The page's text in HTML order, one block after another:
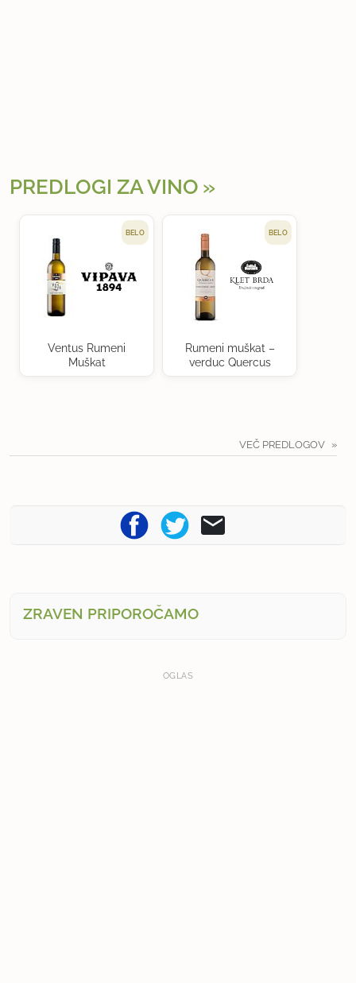
PREDLOGI ZA VINO
BELO
Ventus Rumeni
Muškat
BELO
Rumeni muškat –
verduc Quercus
VEČ PREDLOGOV
ZRAVEN PRIPOROČAMO
OGLAS